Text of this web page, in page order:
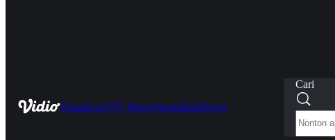
HomeLiveTV ShowSportsKidsNews
Cari